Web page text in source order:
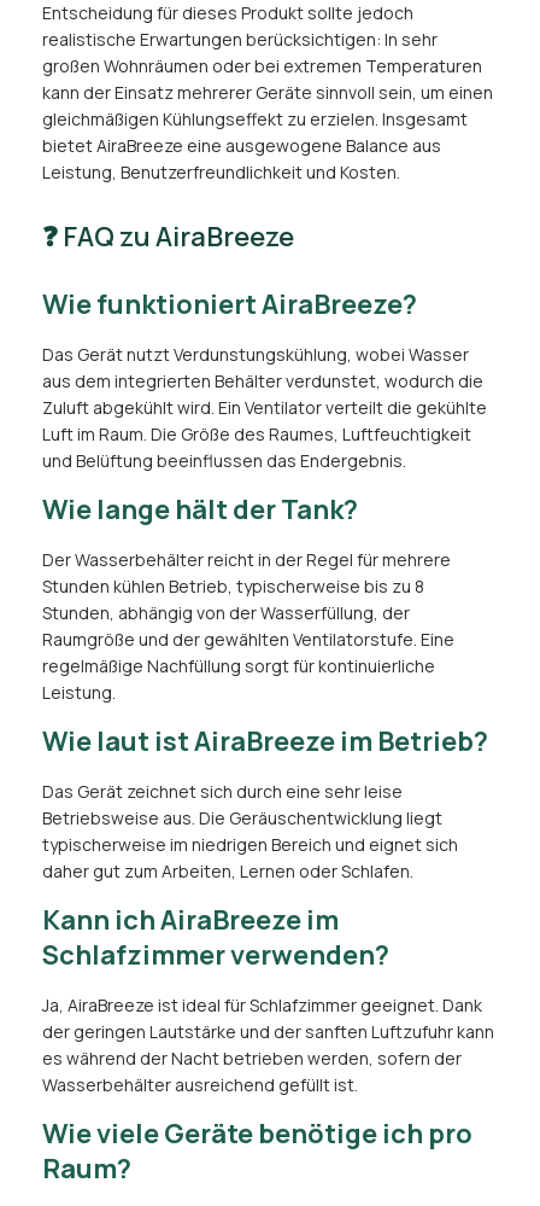
Entscheidung für dieses Produkt sollte jedoch
realistische Erwartungen berücksichtigen: In sehr
großen Wohnräumen oder bei extremen Temperaturen
kann der Einsatz mehrerer Geräte sinnvoll sein, um einen
gleichmäßigen Kühlungseffekt zu erzielen. Insgesamt
bietet AiraBreeze eine ausgewogene Balance aus
Leistung, Benutzerfreundlichkeit und Kosten.
❓ FAQ zu AiraBreeze
Wie funktioniert AiraBreeze?
Das Gerät nutzt Verdunstungskühlung, wobei Wasser
aus dem integrierten Behälter verdunstet, wodurch die
Zuluft abgekühlt wird. Ein Ventilator verteilt die gekühlte
Luft im Raum. Die Größe des Raumes, Luftfeuchtigkeit
und Belüftung beeinflussen das Endergebnis.
Wie lange hält der Tank?
Der Wasserbehälter reicht in der Regel für mehrere
Stunden kühlen Betrieb, typischerweise bis zu 8
Stunden, abhängig von der Wasserfüllung, der
Raumgröße und der gewählten Ventilatorstufe. Eine
regelmäßige Nachfüllung sorgt für kontinuierliche
Leistung.
Wie laut ist AiraBreeze im Betrieb?
Das Gerät zeichnet sich durch eine sehr leise
Betriebsweise aus. Die Geräuschentwicklung liegt
typischerweise im niedrigen Bereich und eignet sich
daher gut zum Arbeiten, Lernen oder Schlafen.
Kann ich AiraBreeze im
Schlafzimmer verwenden?
Ja, AiraBreeze ist ideal für Schlafzimmer geeignet. Dank
der geringen Lautstärke und der sanften Luftzufuhr kann
es während der Nacht betrieben werden, sofern der
Wasserbehälter ausreichend gefüllt ist.
Wie viele Geräte benötige ich pro
Raum?